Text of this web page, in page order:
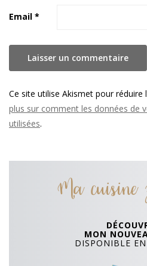
Email *
Ce site utilise Akismet pour réduire
plus sur comment les données de
utilisées.
Ma cuisine
MON
DISPONIBLE